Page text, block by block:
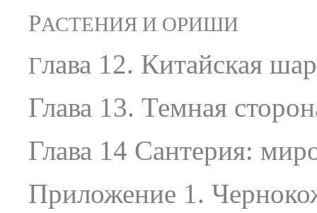
РАСТЕНИЯ И ОРИШИ
Глава 12. Китайская
Глава 13. Темная
Глава 14 Сантерия:
Приложение 1.